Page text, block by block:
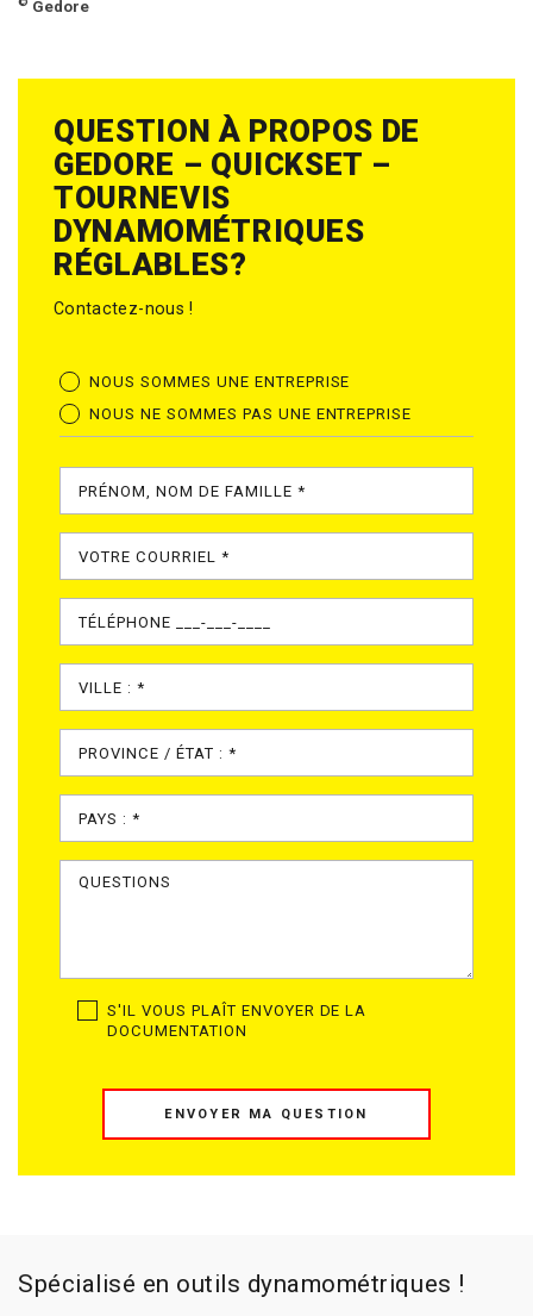
Gedore
QUESTION À PROPOS DE
GEDORE – QUICKSET –
TOURNEVIS
DYNAMOMÉTRIQUES
RÉGLABLES?
Contactez-nous !
NOUS SOMMES UNE ENTREPRISE
NOUS NE SOMMES PAS UNE ENTREPRISE
S'IL VOUS PLAÎT ENVOYER DE LA
DOCUMENTATION
ENVOYER MA QUESTION
Spécialisé en outils dynamométriques !